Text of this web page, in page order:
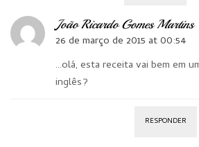
João Ricardo Gomes Martins
26 de março de 2015 at 00:54
…olá, esta receita vai bem em
inglês?
RESPONDER